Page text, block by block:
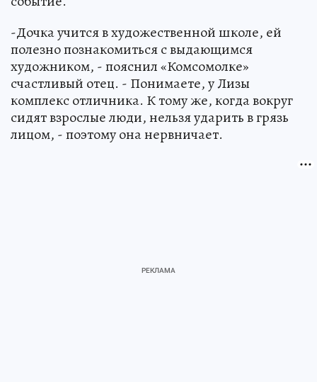
-Дочка учится в художественной школе, ей
полезно познакомиться с выдающимся
художником, - пояснил «Комсомолке»
счастливый отец. - Понимаете, у Лизы
комплекс отличника. К тому же, когда вокруг
сидят взрослые люди, нельзя ударить в грязь
лицом, - поэтому она нервничает.